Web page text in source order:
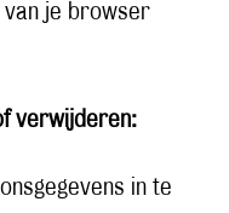
van je browser
verwijderen:
in te